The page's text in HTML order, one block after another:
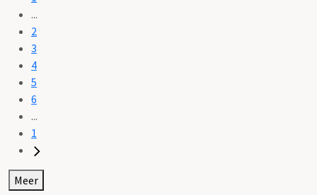
...
2
3
4
5
6
...
1
Meer